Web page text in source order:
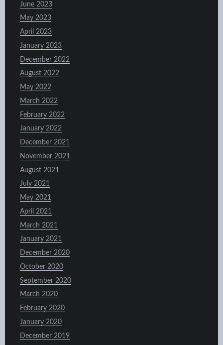
June 2023
May 2023
April 2023
January 2023
December 2022
August 2022
May 2022
March 2022
February 2022
January 2022
December 2021
November 2021
August 2021
July 2021
May 2021
April 2021
March 2021
January 2021
December 2020
October 2020
September 2020
March 2020
February 2020
January 2020
December 2019